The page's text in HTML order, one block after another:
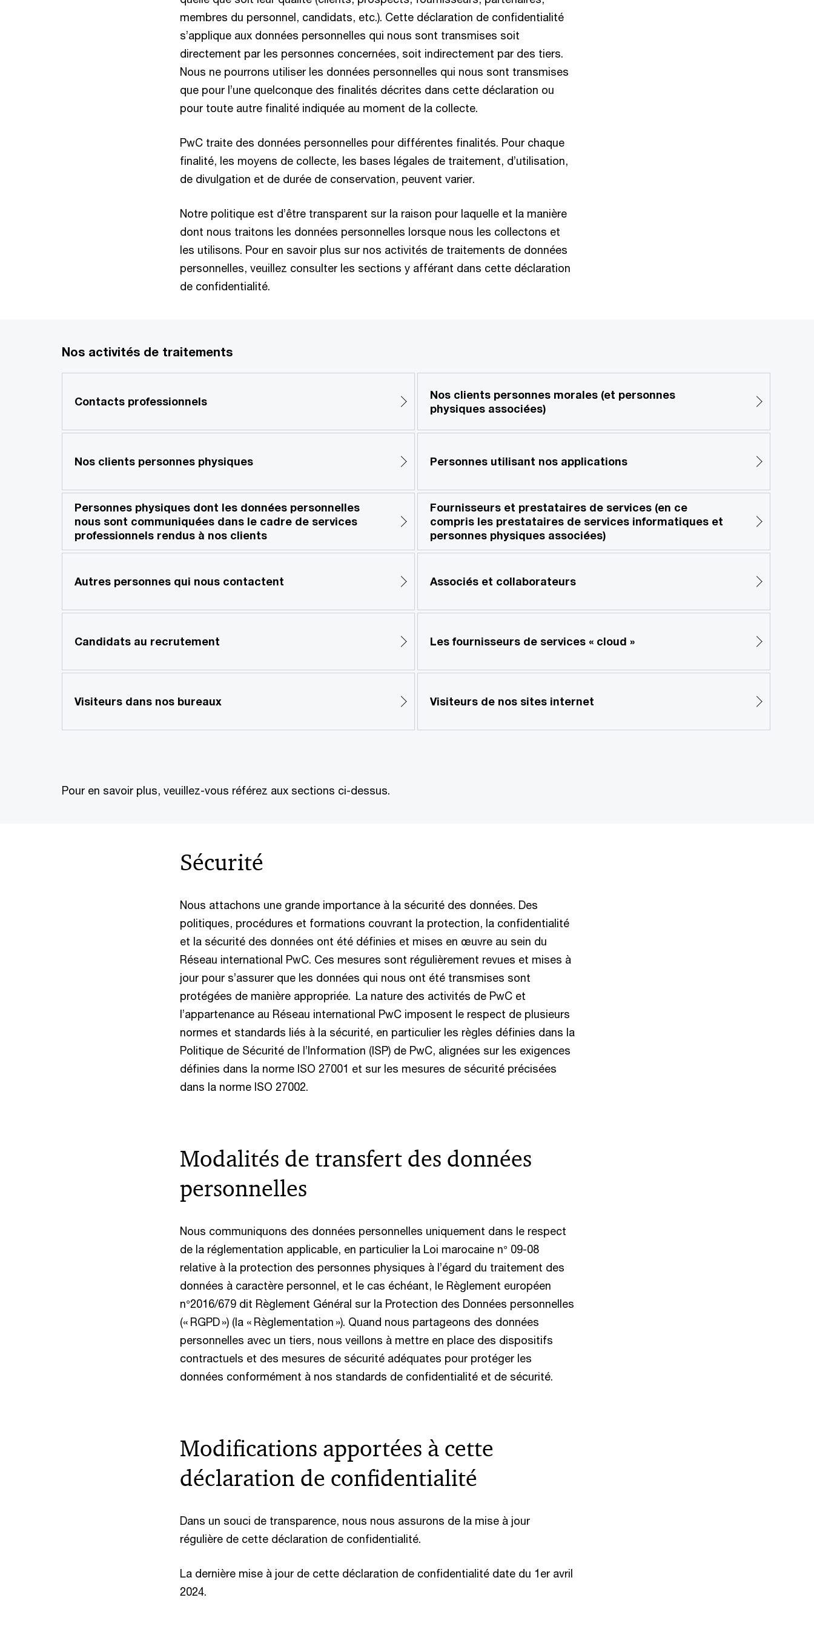
membres du personnel, candidats, etc.). Cette déclaration de confidentialité
s’applique aux données personnelles qui nous sont transmises soit
directement par les personnes concernées, soit indirectement par des tiers.
Nous ne pourrons utiliser les données personnelles qui nous sont transmises
que pour l’une quelconque des finalités décrites dans cette déclaration ou
pour toute autre finalité indiquée au moment de la collecte.
PwC traite des données personnelles pour différentes finalités. Pour chaque
finalité, les moyens de collecte, les bases légales de traitement, d’utilisation,
de divulgation et de durée de conservation, peuvent varier.
Notre politique est d’être transparent sur la raison pour laquelle et la manière
dont nous traitons les données personnelles lorsque nous les collectons et
les utilisons. Pour en savoir plus sur nos activités de traitements de données
personnelles, veuillez consulter les sections y afférant dans cette déclaration
de confidentialité.
Nos activités de traitements
Contacts professionnels
Nos clients personnes morales (et personnes
physiques associées)
Nos clients personnes physiques Personnes utilisant nos applications
Personnes physiques dont les données personnelles
nous sont communiquées dans le cadre de services
professionnels rendus à nos clients
Fournisseurs et prestataires de services (en ce
compris les prestataires de services informatiques et
personnes physiques associées)
Autres personnes qui nous contactent Associés et collaborateurs
Candidats au recrutement Les fournisseurs de services « cloud »
Visiteurs dans nos bureaux Visiteurs de nos sites internet
Pour en savoir plus, veuillez-vous référez aux sections ci-dessus.
Sécurité
Nous attachons une grande importance à la sécurité des données. Des
politiques, procédures et formations couvrant la protection, la confidentialité
et la sécurité des données ont été définies et mises en œuvre au sein du
Réseau international PwC. Ces mesures sont régulièrement revues et mises à
jour pour s’assurer que les données qui nous ont été transmises sont
protégées de manière appropriée. La nature des activités de PwC et
l’appartenance au Réseau international PwC imposent le respect de plusieurs
normes et standards liés à la sécurité, en particulier les règles définies dans la
Politique de Sécurité de l’Information (ISP) de PwC, alignées sur les exigences
définies dans la norme ISO 27001 et sur les mesures de sécurité précisées
dans la norme ISO 27002.
Modalités de transfert des données
personnelles
Nous communiquons des données personnelles uniquement dans le respect
de la réglementation applicable, en particulier la Loi marocaine n° 09-08
relative à la protection des personnes physiques à l’égard du traitement des
données à caractère personnel, et le cas échéant, le Règlement européen
n°2016/679 dit Règlement Général sur la Protection des Données personnelles
(« RGPD ») (la « Règlementation »). Quand nous partageons des données
personnelles avec un tiers, nous veillons à mettre en place des dispositifs
contractuels et des mesures de sécurité adéquates pour protéger les
données conformément à nos standards de confidentialité et de sécurité.
Modifications apportées à cette
déclaration de confidentialité
Dans un souci de transparence, nous nous assurons de la mise à jour
régulière de cette déclaration de confidentialité.
La dernière mise à jour de cette déclaration de confidentialité date du 1er avril
2024.